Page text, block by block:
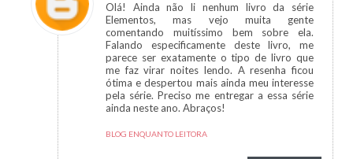
Olá! Ainda não li nenhum livro da série
Elementos, mas vejo muita gente
comentando muitíssimo bem sobre ela.
Falando especificamente deste livro, me
parece ser exatamente o tipo de livro que
me faz virar noites lendo. A resenha ficou
ótima e despertou mais ainda meu interesse
pela série. Preciso me entregar a essa série
ainda neste ano. Abraços!
BLOG ENQUANTO LEITORA